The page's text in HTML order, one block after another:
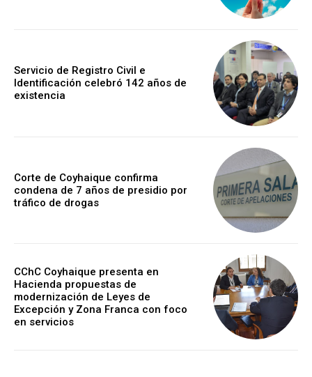
Servicio de Registro Civil e
Identificación celebró 142 años de
existencia
Corte de Coyhaique confirma
condena de 7 años de presidio por
tráfico de drogas
CChC Coyhaique presenta en
Hacienda propuestas de
modernización de Leyes de
Excepción y Zona Franca con foco
en servicios